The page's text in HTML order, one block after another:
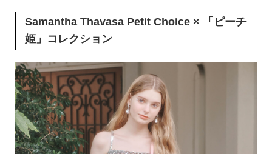
Samantha Thavasa Petit Choice × 「ピーチ
姫」コレクション